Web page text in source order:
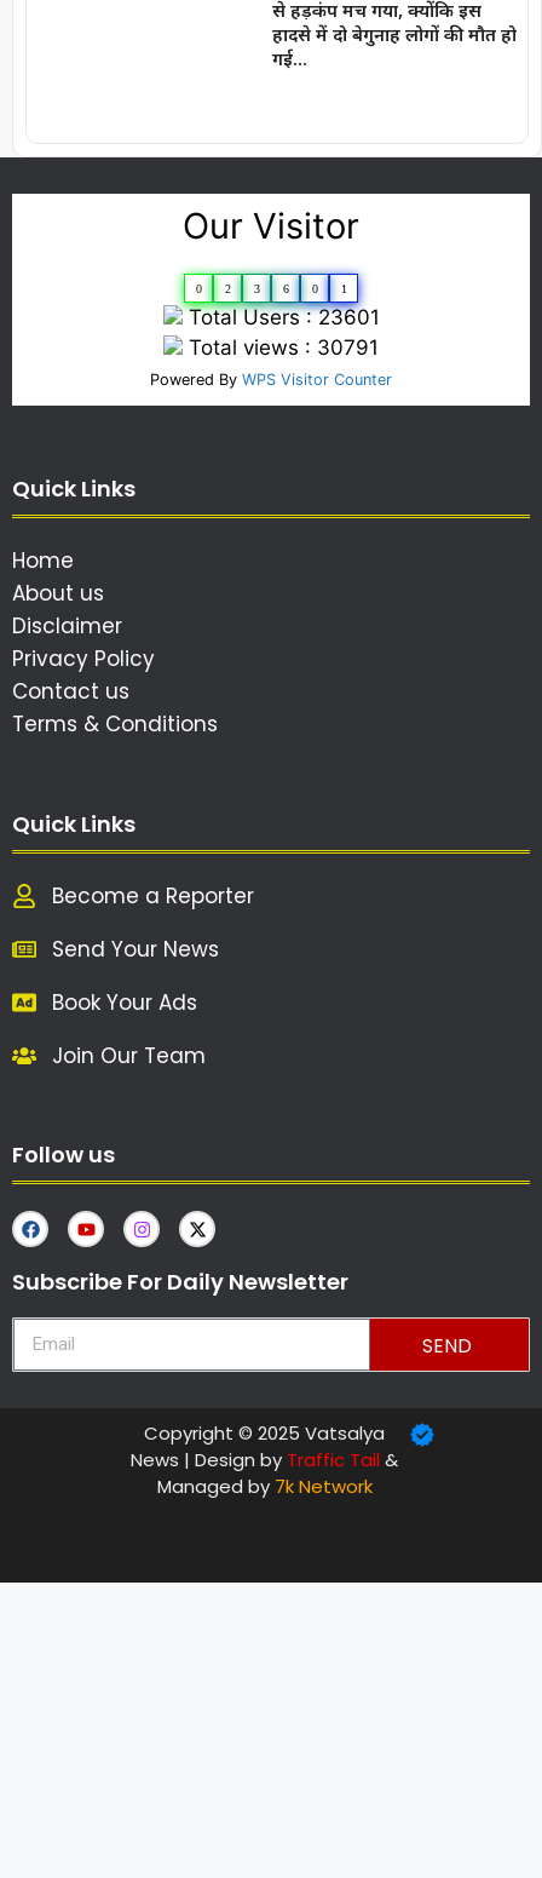
से हड़कंप मच गया, क्योंकि इस
हादसे में दो बेगुनाह लोगों की मौत हो
गई…
Our Visitor
0 2 3 6 0 1
Total Users : 23601
Total views : 30791
Powered By WPS Visitor Counter
Quick Links
Home
About us
Disclaimer
Privacy Policy
Contact us
Terms & Conditions
Quick Links
Become a Reporter
Send Your News
Book Your Ads
Join Our Team
Follow us
Subscribe For Daily Newsletter
SEND
Copyright © 2025 Vatsalya
News | Design by Traffic Tail&
Managed by 7k Network